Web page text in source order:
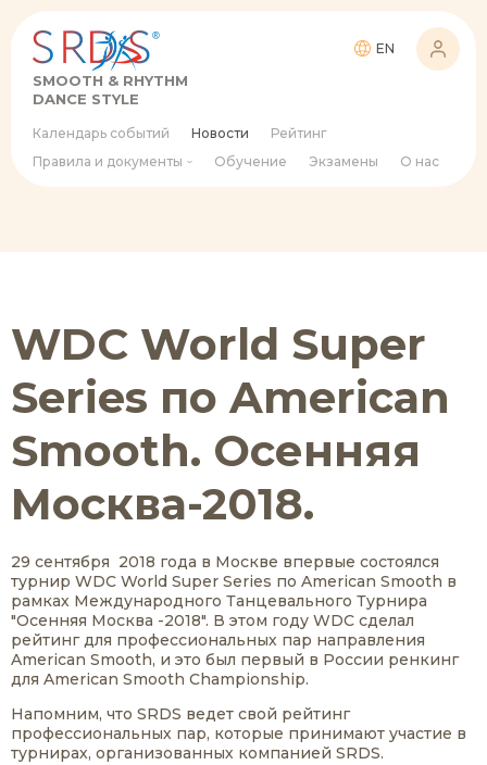
SMOOTH & RHYTHM
DANCE STYLE
EN
Календарь событий Новости
Рейтинг
Правила и документы
Обучение Экзамены О нас
WDC World Super
Series по American
Smooth. Осенняя
Москва-2018.
29 сентября 2018 года в Москве впервые состоялся
турнир WDC World Super Series по American Smooth в
рамках Международного Танцевального Турнира
"Осенняя Москва -2018". В этом году WDC сделал
рейтинг для профессиональных пар направления
American Smooth, и это был первый в России ренкинг
для American Smooth Championship.
Напомним, что SRDS ведет свой рейтинг
профессиональных пар, которые принимают участие в
турнирах, организованных компанией SRDS.